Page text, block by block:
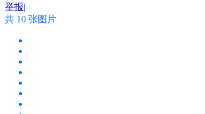
举报|
共 10 张图片